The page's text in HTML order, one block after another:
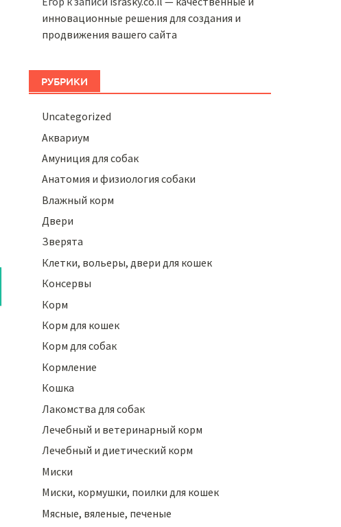
инновационные решения для создания и
продвижения вашего сайта
РУБРИКИ
Uncategorized
Аквариум
Амуниция для собак
Анатомия и физиология собаки
Влажный корм
Двери
Зверята
Клетки, вольеры, двери для кошек
Консервы
Корм
Корм для кошек
Корм для собак
Кормление
Кошка
Лакомства для собак
Лечебный и ветеринарный корм
Лечебный и диетический корм
Миски
Миски, кормушки, поилки для кошек
Мясные, вяленые, печеные